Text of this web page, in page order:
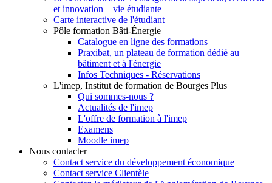
et innovation – vie étudiante
Carte interactive de l'étudiant
Pôle formation Bâti-Énergie
Catalogue en ligne des formations
Praxibat, un plateau de formation dédié au
bâtiment et à l'énergie
Infos Techniques - Réservations
L'imep, Institut de formation de Bourges Plus
Qui sommes-nous ?
Actualités de l'imep
L'offre de formation à l'imep
Examens
Moodle imep
Nous contacter
Contact service du développement économique
Contact service Clientèle